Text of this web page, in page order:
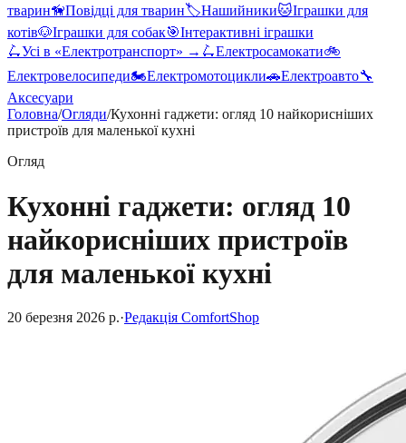
тварин🦮Повідці для тварин🏷️Нашийники🐱Іграшки для
котів🐶Іграшки для собак🎯Інтерактивні іграшки
🛴Усі в «Електротранспорт» → 🛴Електросамокати🚲
Електровелосипеди🏍️Електромотоцикли🚗Електроавто🔧
Аксесуари
Головна/Огляди/Кухонні гаджети: огляд 10 найкорисніших
пристроїв для маленької кухні
Огляд
Кухонні гаджети: огляд 10
найкорисніших пристроїв
для маленької кухні
20 березня 2026 р.·Редакція ComfortShop